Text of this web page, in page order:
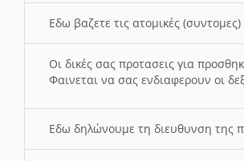
Εδω βαζετε τις ατομικές
Οι δικές σας προτασεις για
Φαινεται να σας ενδιαφερουν οι
Εδω δηλώνουμε τη διευθυνση